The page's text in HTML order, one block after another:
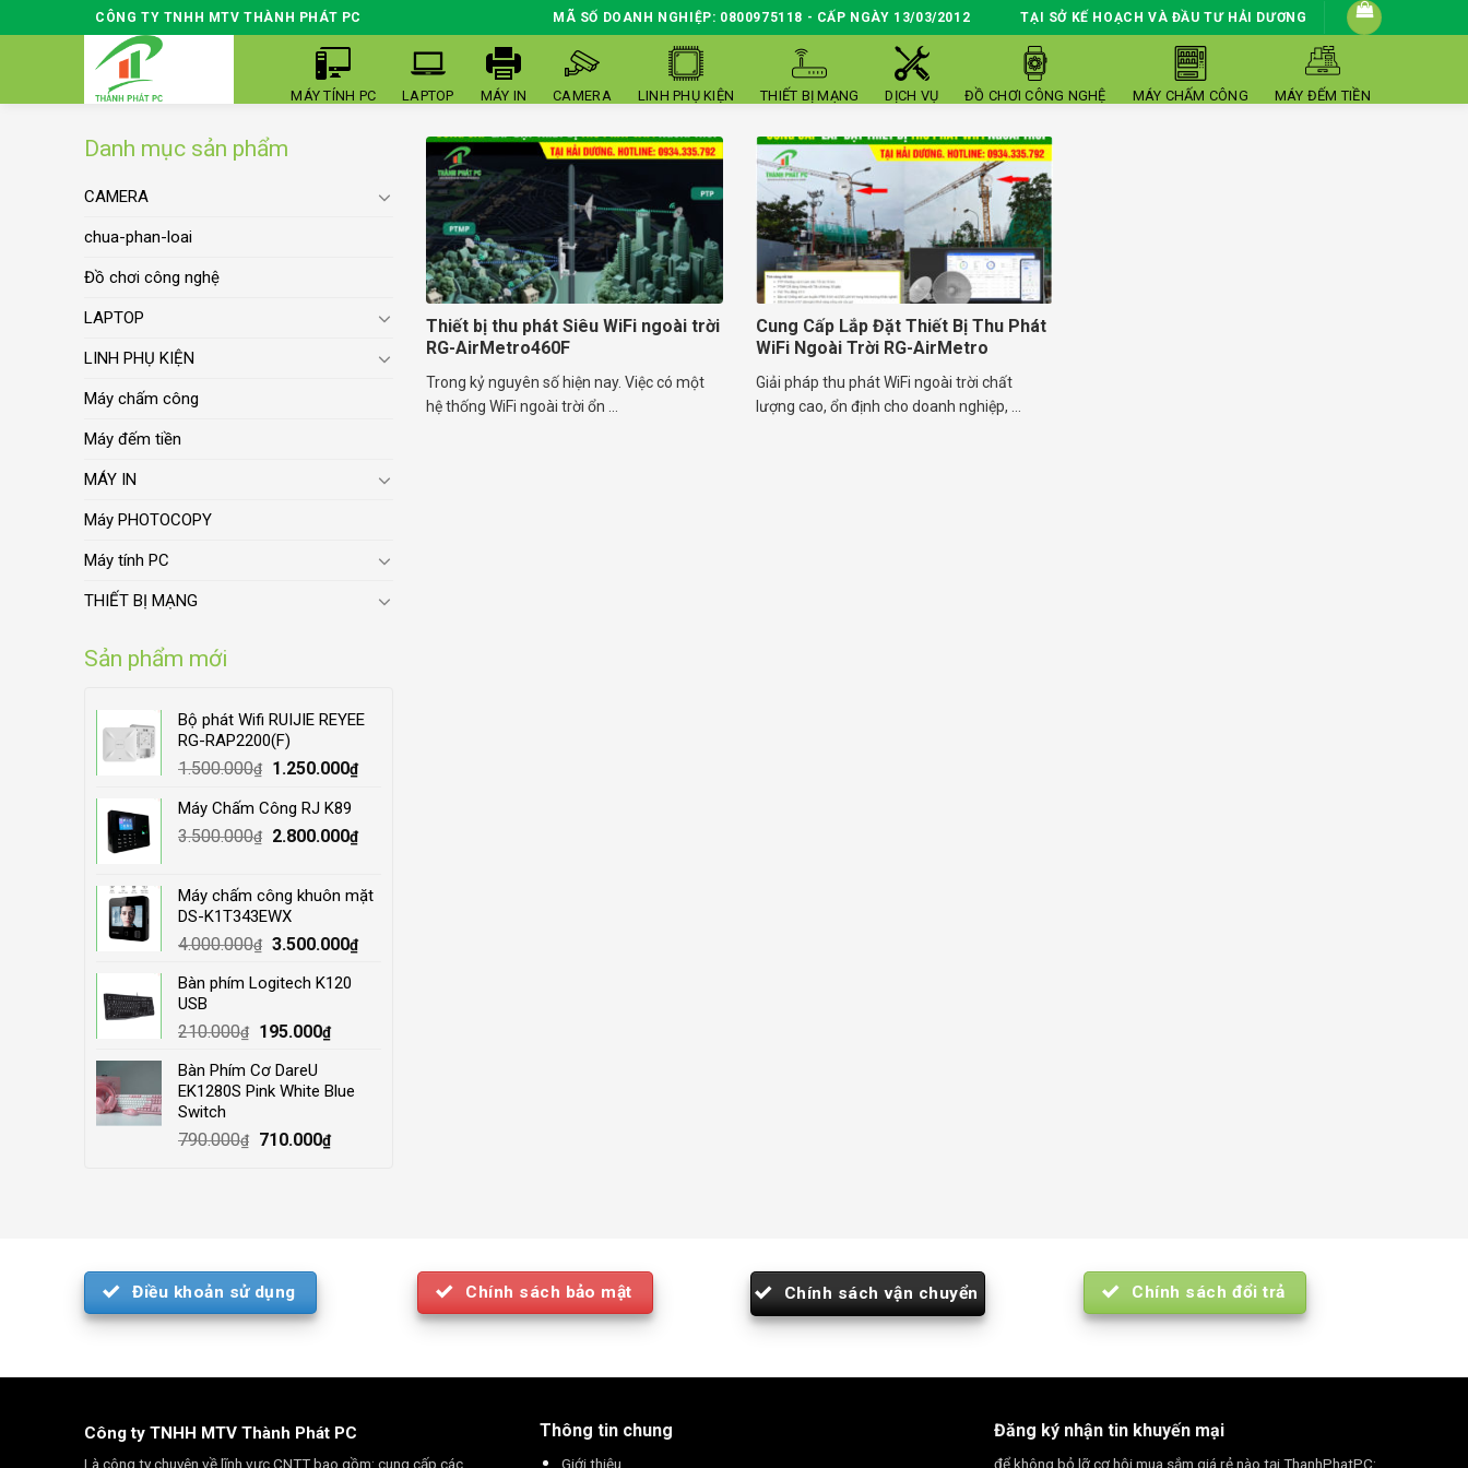
to
CÔNG TY TNHH MTV THÀNH PHÁT PC MÃ SỐ DOANH NGHIỆP: 0800975118 - CẤP NGÀY 13/03/2012 TẠI SỞ KẾ HOẠCH VÀ ĐẦU TƯ HẢI DƯƠNG
MÁY TÍNH PC LAPTOP MÁY IN CAMERA LINH PHỤ KIỆN THIẾT BỊ MẠNG DỊCH VỤ ĐỒ CHƠI CÔNG NGHỆ MÁY CHẤM CÔNG MÁY ĐẾM TIỀN
Danh mục sản phẩm
CAMERA
chua-phan-loai
Đồ chơi công nghệ
LAPTOP
LINH PHỤ KIỆN
Máy chấm công
Máy đếm tiền
MÁY IN
Máy PHOTOCOPY
Máy tính PC
THIẾT BỊ MẠNG
Sản phẩm mới
Bộ phát Wifi RUIJIE REYEE
RG-RAP2200(F)
1.500.000₫
Original
was:
1.500.000₫.
1.250.000₫Current
1.250.000₫.
Máy Chấm Công RJ K89
3.500.000₫
Original
3.500.000₫.
2.800.000₫Current
2.800.000₫.
Máy chấm công khuôn mặt
DS-K1T343EWX
4.000.000₫ Original
was:
3.500.000₫Current
Bàn phím Logitech K120
USB
210.000₫
Original
was:
210.000₫.
195.000₫Current
195.000₫.
Bàn Phím Cơ DareU
EK1280S Pink White Blue
Switch
790.000₫
Original
710.000₫Current
Thiết bị thu phát Siêu WiFi ngoài trời
RG-AirMetro460F
Trong kỷ nguyên số hiện nay. Việc có một
hệ thống WiFi ngoài trời ổn ...
Cung Cấp Lắp Đặt Thiết Bị Thu Phát
WiFi Ngoài Trời RG-AirMetro
Giải pháp thu phát WiFi ngoài trời chất
lượng cao, ổn định cho doanh nghiệp, ...
Điều khoản sử dụng Chính sách bảo mật Chính sách vận chuyển Chính sách đổi trả
Công ty TNHH MTV Thành Phát PC
Là công ty chuyên về lĩnh vực CNTT bao gồm: cung cấp các
Thông tin chung
Giới thiệu
Đăng ký nhận tin khuyến mại
để không bỏ lỡ cơ hội mua sắm giá rẻ nào tại ThanhPhatPC: